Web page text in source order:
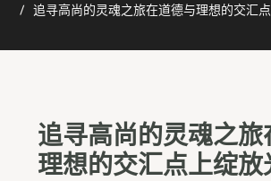
追寻高尚的灵魂之旅在道德与理想的交汇
追寻高尚的灵魂之旅
理想的交汇点上绽放